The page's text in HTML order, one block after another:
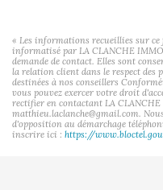
« Les informations recueillies sur
informatisé par LA CLANCHE
demande de contact. Elles sont
la relation client dans le respect des
destinées à nos conseillers
vous pouvez exercer votre droit
rectifier en contactant LA
matthieu.laclanche@gmail.com.
d'opposition au démarchage
inscrire ici : https://